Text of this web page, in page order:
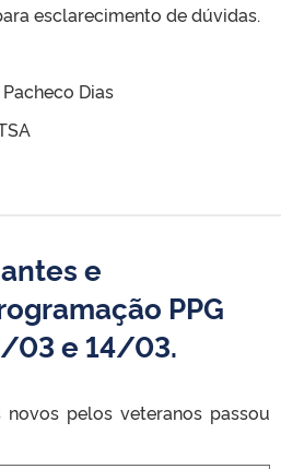
esclarecimento de dúvidas.
Dias
e
PPG
03 e 14/03.
pelos veteranos passou